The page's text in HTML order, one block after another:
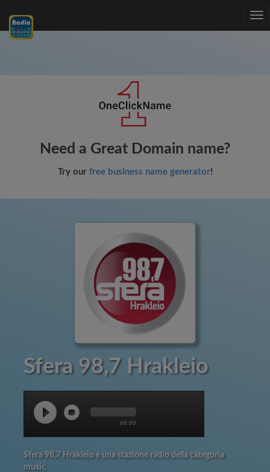
Need a Great Domain name?
Try our free business name generator!
Sfera 98,7 Hrakleio
00:00
Sfera 98,7 Hrakleio è una stazione radio della categoria
music